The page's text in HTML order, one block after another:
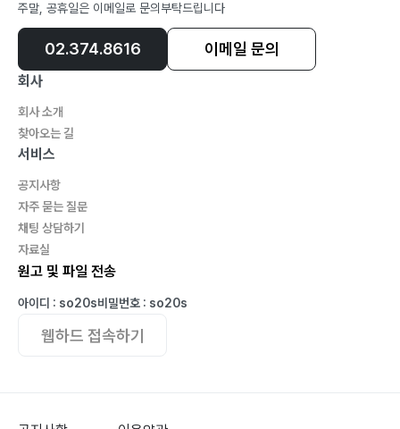
주말, 공휴일은 이메일로 문의부탁드립니다
02.374.8616 이메일 문의
회사
회사 소개
찾아오는 길
서비스
공지사항
자주 묻는 질문
채팅 상담하기
자료실
원고 및 파일 전송
아이디 : so20s비밀번호 : so20s
웹하드 접속하기